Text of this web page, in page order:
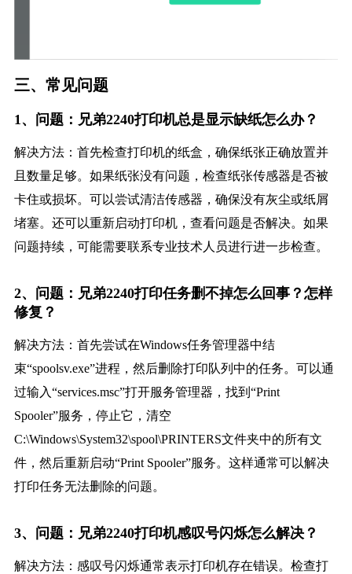
三、常见问题
1、问题：兄弟2240打印机总是显示缺纸怎么办？
解决方法：首先检查打印机的纸盒，确保纸张正确放置并
且数量足够。如果纸张没有问题，检查纸张传感器是否被
卡住或损坏。可以尝试清洁传感器，确保没有灰尘或纸屑
堵塞。还可以重新启动打印机，查看问题是否解决。如果
问题持续，可能需要联系专业技术人员进行进一步检查。
2、问题：兄弟2240打印任务删不掉怎么回事？怎样
修复？
解决方法：首先尝试在Windows任务管理器中结
束“spoolsv.exe”进程，然后删除打印队列中的任务。可以通
过输入“services.msc”打开服务管理器，找到“Print
Spooler”服务，停止它，清空
C:\Windows\System32\spool\PRINTERS文件夹中的所有文
件，然后重新启动“Print Spooler”服务。这样通常可以解决
打印任务无法删除的问题。
3、问题：兄弟2240打印机感叹号闪烁怎么解决？
解决方法：感叹号闪烁通常表示打印机存在错误。检查打